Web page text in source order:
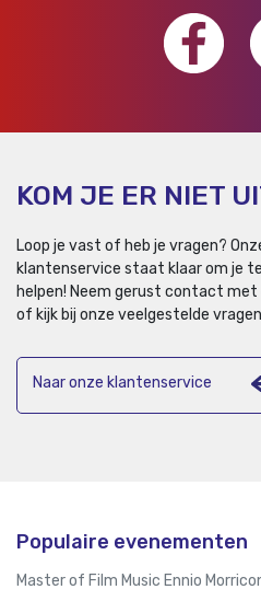
KOM JE ER NIET
Loop je vast of heb je vragen?
klantenservice staat klaar om je te
helpen! Neem gerust contact met
of kijk bij onze veelgestelde
Naar onze klantenservice
Populaire evenementen
Master of Film Music Ennio